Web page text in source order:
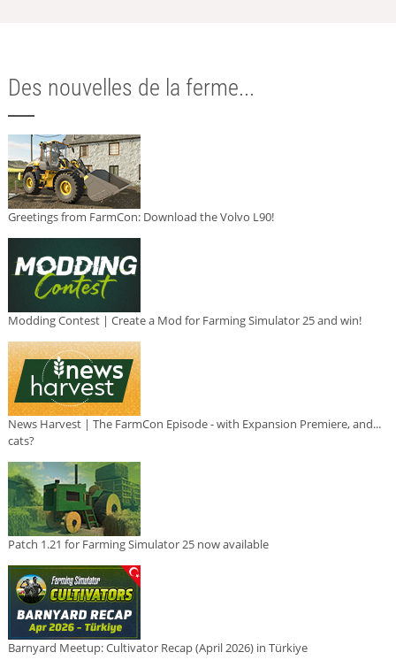
Des nouvelles de la ferme...
Greetings from FarmCon: Download the Volvo L90!
Modding Contest | Create a Mod for Farming Simulator 25 and win!
News Harvest | The FarmCon Episode - with Expansion Premiere, and...
cats?
Patch 1.21 for Farming Simulator 25 now available
Barnyard Meetup: Cultivator Recap (April 2026) in Türkiye